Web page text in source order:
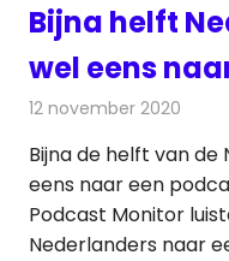
Bijna helft
wel eens
12 november 2020
Bijna de helft van
eens naar een
Podcast Monitor
Nederlanders naar